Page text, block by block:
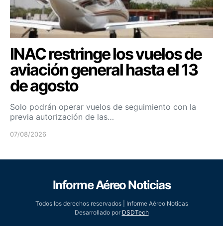
INAC restringe los vuelos de
aviación general hasta el 13
de agosto
Solo podrán operar vuelos de seguimiento con la
previa autorización de las…
07/08/2026
Informe Aéreo Noticias
Todos los derechos reservados | Informe Aéreo Noticas
Desarrollado por DSDTech